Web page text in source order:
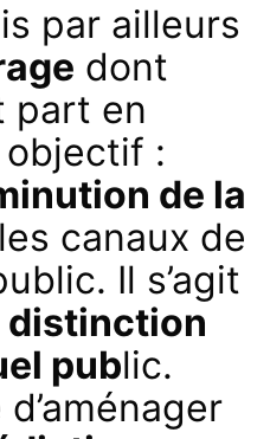
par ailleurs
dont
part en
:
de la
canaux de
Il s’agit
distinction
public.